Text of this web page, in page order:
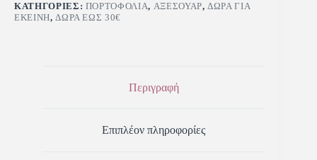
ΚΑΤΗΓΟΡΊΕΣ: ΠΟΡΤΟΦΌΛΙΑ, ΑΞΕΣΟΥΆΡ, ΔΏΡΑ ΓΙΑ
ΕΚΕΊΝΗ, ΔΏΡΑ ΈΩΣ 30€
Περιγραφή
Επιπλέον πληροφορίες